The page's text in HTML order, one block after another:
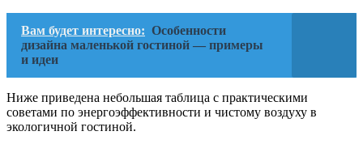
Вам будет интересно: Особенности
дизайна маленькой гостиной — примеры
и идеи
Ниже приведена небольшая таблица с практическими
советами по энергоэффективности и чистому воздуху в
экологичной гостиной.